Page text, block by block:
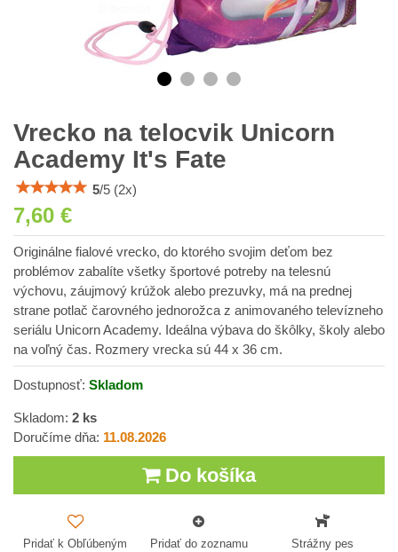
Vrecko na telocvik Unicorn
Academy It's Fate
5/5 (2x)
7,60 €
Originálne fialové vrecko, do ktorého svojim deťom bez
problémov zabalíte všetky športové potreby na telesnú
výchovu, záujmový krúžok alebo prezuvky, má na prednej
strane potlač čarovného jednorožca z animovaného televízneho
seriálu Unicorn Academy. Ideálna výbava do škôlky, školy alebo
na voľný čas. Rozmery vrecka sú 44 x 36 cm.
Dostupnosť: Skladom
Skladom: 2 ks
Doručíme dňa: 11.08.2026
Do košíka
Pridať k Obľúbeným Pridať do zoznamu Strážny pes